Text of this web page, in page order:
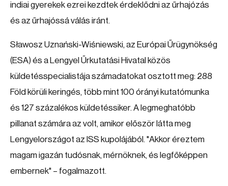
indiai gyerekek ezrei kezdtek érdeklődni az űrhajózás
és az űrhajóssá válás iránt.
Sławosz Uznański-Wiśniewski, az Európai Űrügynökség
(ESA) és a Lengyel Űrkutatási Hivatal közös
küldetésspecialistája számadatokat osztott meg: 288
Föld körüli keringés, több mint 100 órányi kutatómunka
és 127 százalékos küldetéssiker. A legmeghatóbb
pillanat számára az volt, amikor először látta meg
Lengyelországot az ISS kupolájából. "Akkor éreztem
magam igazán tudósnak, mérnöknek, és legfőképpen
embernek" – fogalmazott.